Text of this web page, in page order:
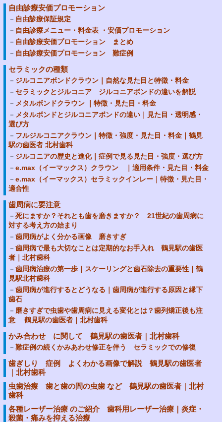
自由診療安価プロモーション
自由診療保証規定
自由診療メニュー・料金表 ・安価プロモーション
自由診療安価プロモーション まとめ
自由診療安価プロモーション 難症例
セラミックの種類
ジルコニアボンドクラウン｜自然な見た目と特徴・料金
セラミックとジルコニア ジルコニアボンドの違いを解説
メタルボンドクラウン ｜特徴・見た目・料金
メタルボンドとジルコニアボンドの違い｜見た目・透明感・
選び方
フルジルコニアクラウン｜特徴・強度・見た目・料金｜鶴見
駅の歯医者 北村歯科
ジルコニアの歴史と進化｜症例で見る見た目・強度・選び方
e.max（イーマックス）クラウン ｜適用条件・見た目・料金
e.max（イーマックス）セラミックインレー｜特徴・見た目・
適合性
歯周病に要注意
死にますか？それとも歯を磨きますか？ 21世紀の歯周病に
対する考え方の始まり
歯周病がよく分かる画像 磨きすぎ
歯周病で最も大切なことは定期的なお手入れ 鶴見駅の歯医
者｜北村歯科
歯周病治療の第一歩｜スケーリングと歯石除去の重要性｜鶴
見駅北村歯科
歯周病が進行するとどうなる｜歯周病が進行する原因と縁下
歯石
磨きすぎで虫歯や歯周病に見える変化とは？歯列矯正後も注
意 鶴見駅の歯医者｜北村歯科
かみ合わせ に関して 鶴見駅の歯医者｜北村歯科
難症例の続くかみあわせ修正を伴う セラミックでの修復
歯ぎしり 症例 よくわかる画像で解説 鶴見駅の歯医者
｜北村歯科
虫歯治療 歯と歯の間の虫歯 など 鶴見駅の歯医者｜北村
歯科
各種レーザー治療 のご紹介 歯科用レーザー治療｜炎症・
殺菌・痛みを抑える治療